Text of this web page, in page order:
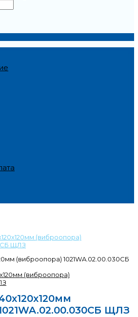
(виброопора)
ЩЛЗ
(виброопора) 1021WA.02.00.030СБ
ЩЛЗ